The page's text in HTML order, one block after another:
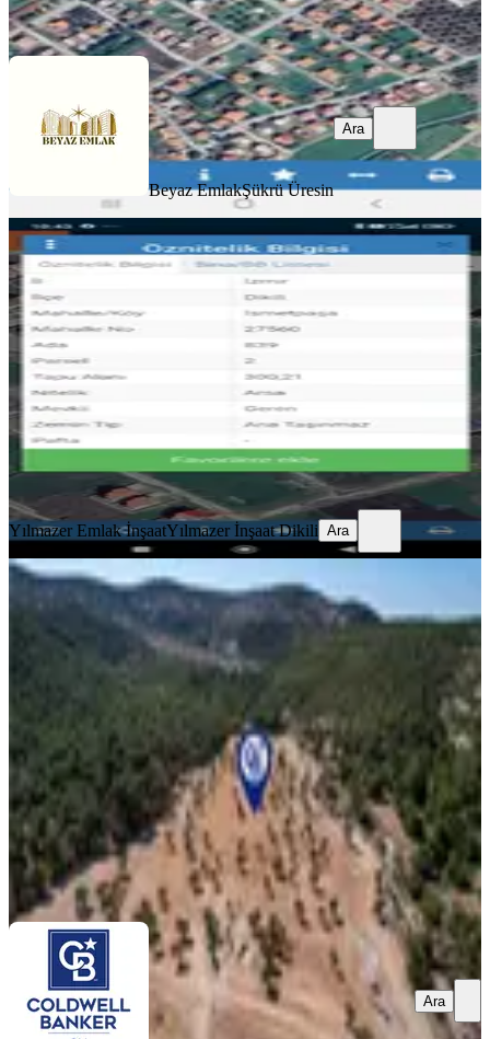
Ara
Beyaz EmlakŞükrü Üresin
Ara
Yılmazer Emlak Tan Villa Arsası
Satılık
Dikili, İsmetpaşa Mahallesi
24.167/m² ·
Yılmazer Emlak İnşaatYılmazer İnşaat Dikili
Yılmazer Emlak İnşaatYılmazer İnşaat Dikili Ara
İzmir Dikili Deliktaşta 300 M²
Kooperatif Hisseli Zeytinlik!
Dikili, Deliktaş Mahallesi
300 m²
·
1.250.000 ₺
COLDWELL BANKER SU GAYRİMENKULEKİN NAZ
NOHUTCU
Ara